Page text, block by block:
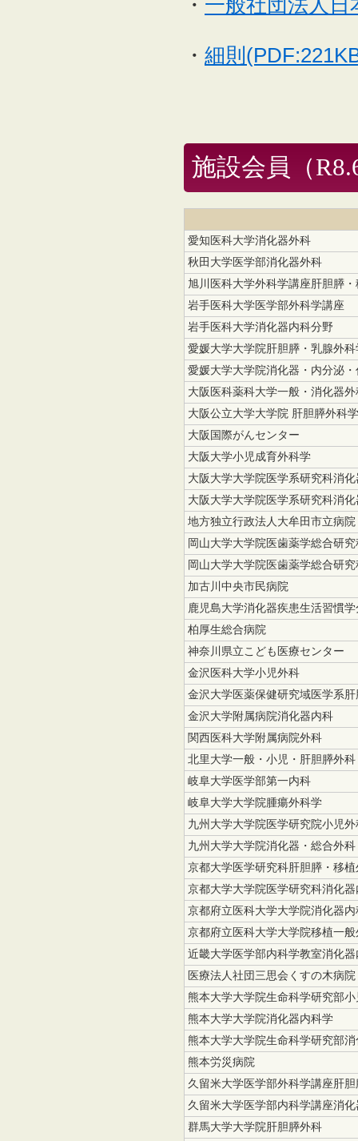
・ 一般社団法人
・ 細則
施設会員（
愛知医科大学消化器外科
秋田大学医学部消化器外科
旭川医科大学外科学講座肝胆膵
岩手医科大学医学部外科学講座
岩手医科大学消化器内科分野
愛媛大学大学院肝胆膵・乳腺外科
愛媛大学大学院消化器・内分泌
大阪医科薬科大学一般・消化器外
大阪公立大学大学院 肝胆膵外科学
大阪国際がんセンター
大阪大学小児成育外科学
大阪大学大学院医学系研究科消
大阪大学大学院医学系研究科消
地方独立行政法人大牟田市立病院
岡山大学大学院医歯薬学総合研
岡山大学大学院医歯薬学総合研
加古川中央市民病院
鹿児島大学消化器疾患生活習慣
柏厚生総合病院
神奈川県立こども医療センター
金沢医科大学小児外科
金沢大学医薬保健研究域医学系
金沢大学附属病院消化器内科
関西医科大学附属病院外科
北里大学一般・小児・肝胆膵外科
岐阜大学医学部第一内科
岐阜大学大学院腫瘍外科学
九州大学大学院医学研究院小児外
九州大学大学院消化器・総合外科
京都大学医学研究科肝胆膵・移植
京都大学大学院医学研究科消化
京都府立医科大学大学院消化器内
京都府立医科大学大学院移植一
近畿大学医学部内科学教室消化
医療法人社団三思会くすの木病院
熊本大学大学院生命科学研究部
熊本大学大学院消化器内科学
熊本大学大学院生命科学研究部
熊本労災病院
久留米大学医学部外科学講座肝
久留米大学医学部内科学講座消
群馬大学大学院肝胆膵外科